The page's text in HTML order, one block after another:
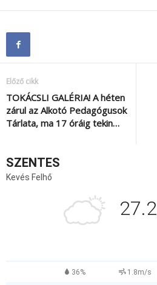
Előző cikk
TOKÁCSLI GALÉRIA! A héten
zárul az Alkotó Pedagógusok
Tárlata, ma 17 óráig tekin…
SZENTES
Kevés Felhő
27.2
36% 1.8m/s